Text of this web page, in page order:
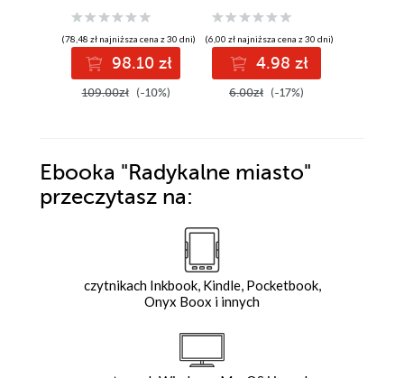
hands-on recipes
(78,48 zł najniższa cena z 30 dni)
98.10 zł
109.00zł (-10%)
(6,00 zł najniższa cena z 30 dni)
4.98 zł
6.00zł (-17%)
Ebooka "Radykalne miasto"
przeczytasz na:
czytnikach Inkbook, Kindle, Pocketbook,
Onyx Boox i innych